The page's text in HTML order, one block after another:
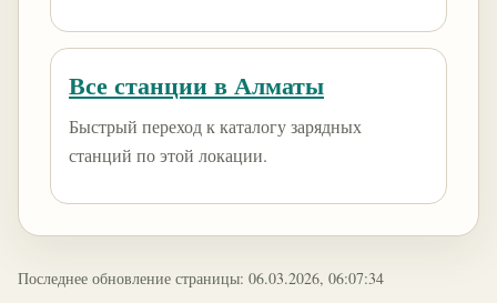
Все станции в Алматы
Быстрый переход к каталогу зарядных
станций по этой локации.
Последнее обновление страницы: 06.03.2026, 06:07:34